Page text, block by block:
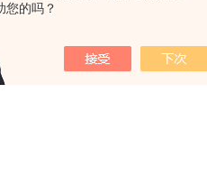
您的吗？